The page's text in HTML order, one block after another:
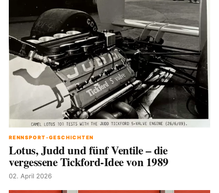
RENNSPORT-GESCHICHTEN
Lotus, Judd und fünf Ventile – die
vergessene Tickford-Idee von 1989
02. April 2026